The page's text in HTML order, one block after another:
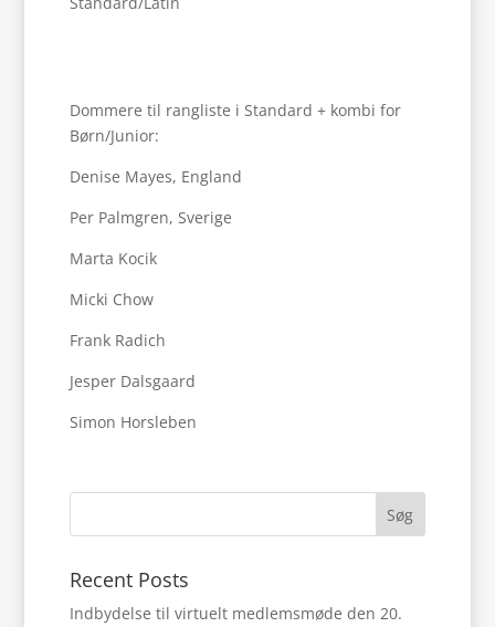
Dommere til rangliste i Standard + kombi for
Børn/Junior:
Denise Mayes, England
Per Palmgren, Sverige
Marta Kocik
Micki Chow
Frank Radich
Jesper Dalsgaard
Simon Horsleben
Søg
Recent Posts
Indbydelse til virtuelt medlemsmøde den 20.